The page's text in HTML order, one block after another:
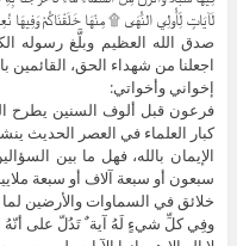
لَآيَاتٍ لِّأُولِي النُّهَى ۩ مِنْهَا خَلَقْنَاكُمْ وَفِيهَا
صدق الله العظيم وبلَّغ رسوله
اجعلنا من شهداء الحق، القائمين
إخواني وأخواتي:
فرعون قبل ألوف السنين يطرح
كبار العلماء في العصر الحديث
الإيمان بالله، فهل ما بين
سبعون أو سبعة آلاف أو سبعة
خلائق في السماوات والأرضين لما
وفِي كلِّ شيءٍ لَهُ آية ٌ تَدُلّ على أنّهُ